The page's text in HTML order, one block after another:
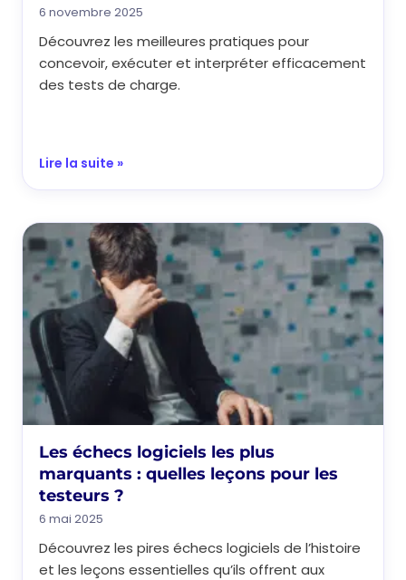
6 novembre 2025
Découvrez les meilleures pratiques pour
concevoir, exécuter et interpréter efficacement
des tests de charge.
Lire la suite »
Les échecs logiciels les plus
marquants : quelles leçons pour les
testeurs ?
6 mai 2025
Découvrez les pires échecs logiciels de l’histoire
et les leçons essentielles qu’ils offrent aux